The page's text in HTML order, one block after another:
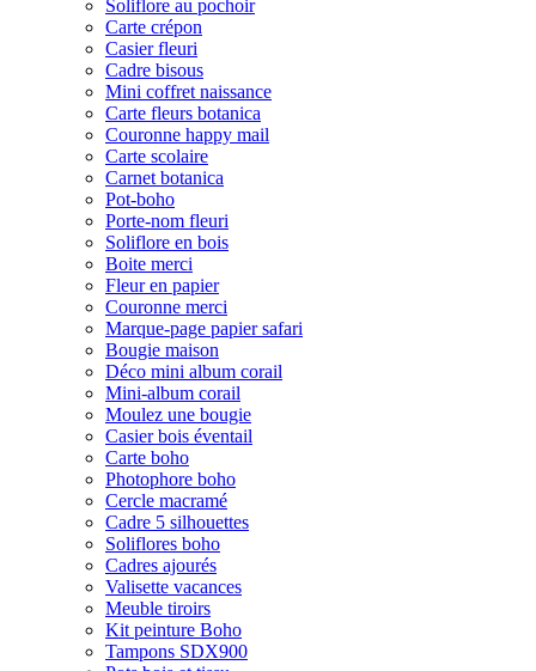
Soliflore au pochoir
Carte crépon
Casier fleuri
Cadre bisous
Mini coffret naissance
Carte fleurs botanica
Couronne happy mail
Carte scolaire
Carnet botanica
Pot-boho
Porte-nom fleuri
Soliflore en bois
Boite merci
Fleur en papier
Couronne merci
Marque-page papier safari
Bougie maison
Déco mini album corail
Mini-album corail
Moulez une bougie
Casier bois éventail
Carte boho
Photophore boho
Cercle macramé
Cadre 5 silhouettes
Soliflores boho
Cadres ajourés
Valisette vacances
Meuble tiroirs
Kit peinture Boho
Tampons SDX900